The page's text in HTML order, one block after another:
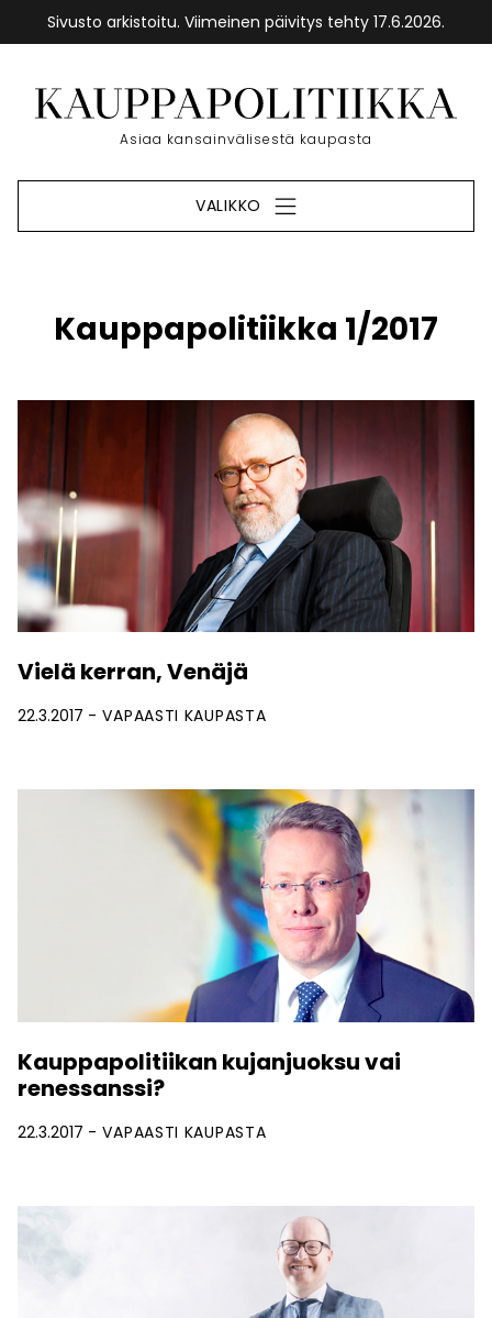
Sivusto arkistoitu. Viimeinen päivitys tehty 17.6.2026.
sisältöön
Etusivu
Asiaa kansainvälisestä kaupasta
VALIKKO
Kauppapolitiikka 1/2017
Vielä kerran, Venäjä
22.3.2017 VAPAASTI KAUPASTA
Kauppapolitiikan kujanjuoksu vai
renessanssi?
22.3.2017 VAPAASTI KAUPASTA